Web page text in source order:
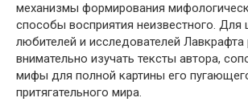
механизмы формирования
способы восприятия неизвестного. Для
любителей и исследователей
внимательно изучать тексты автора,
мифы для полной картины его
притягательного мира.